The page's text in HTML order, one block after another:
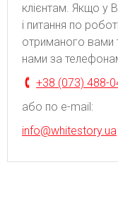
клієнтам. Якщо у
і питання по
отриманого вами
нами за
+38 (073) 488-
або по e-mail:
info@whitestory.ua